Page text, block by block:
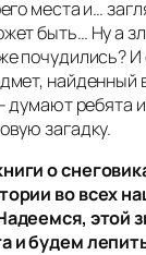
места и…
быть… Ну а
почудились? И
найденный
думают ребята
загадку.
о
во всех
этой
и будем